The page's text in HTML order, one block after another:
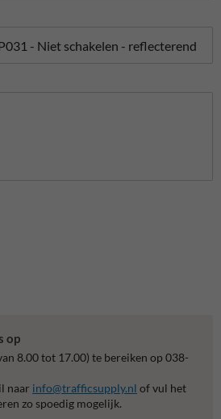
op
8.00 tot 17.00) te bereiken op 038-
naar info@trafficsupply.nl of vul het
zo spoedig mogelijk.